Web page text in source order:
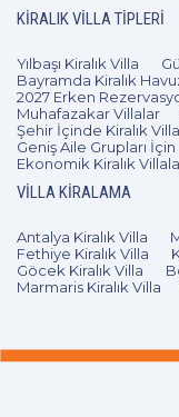
KIRALIK VILLA TIPLERI
Yılbaşı Kiralık Villa
Bayramda Kiralık
2027 Erken
Muhafazakar Villalar
Şehir İçinde Kiralık
Geniş Aile Grupları İçin
Ekonomik Kiralık
VILLA KIRALAMA
Antalya Kiralık Villa
Fethiye Kiralık Villa
Göcek Kiralık Villa
Marmaris Kiralık Villa